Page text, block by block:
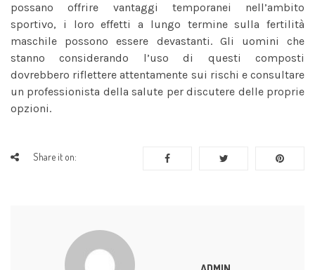
possano offrire vantaggi temporanei nell’ambito
sportivo, i loro effetti a lungo termine sulla fertilità
maschile possono essere devastanti. Gli uomini che
stanno considerando l’uso di questi composti
dovrebbero riflettere attentamente sui rischi e consultare
un professionista della salute per discutere delle proprie
opzioni.
Share it on: